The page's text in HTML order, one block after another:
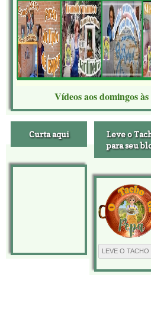
Vídeos aos domingos
Curta aqui
Leve o
para seu